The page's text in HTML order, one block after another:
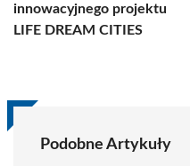
innowacyjnego projektu
LIFE DREAM CITIES
Podobne Artykuły